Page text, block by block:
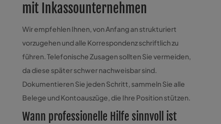
mit Inkassounternehmen
Wir empfehlen Ihnen, von Anfang an strukturiert
vorzugehen und alle Korrespondenz schriftlich zu
führen. Telefonische Zusagen sollten Sie vermeiden,
da diese später schwer nachweisbar sind.
Dokumentieren Sie jeden Schritt, sammeln Sie alle
Belege und Kontoauszüge, die Ihre Position stützen.
Wann professionelle Hilfe sinnvoll ist